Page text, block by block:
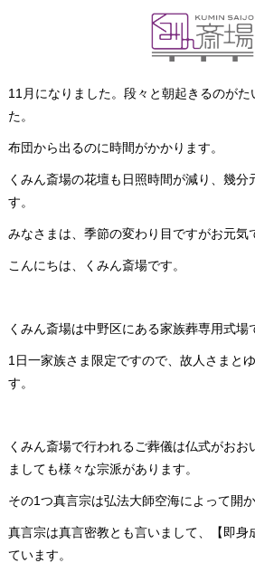
11月になりました。段々と朝起きるのがた
た。
布団から出るのに時間がかかります。
くみん斎場の花壇も日照時間が減り、幾分
す。
みなさまは、季節の変わり目ですがお元気
こんにちは、くみん斎場です。
くみん斎場は中野区にある家族葬専用式場
1日一家族さま限定ですので、故人さまと
す。
くみん斎場で行われるご葬儀は仏式がお
ましても様々な宗派があります。
その1つ真言宗は弘法大師空海によって開か
真言宗は真言密教とも言いまして、【即身
ています。